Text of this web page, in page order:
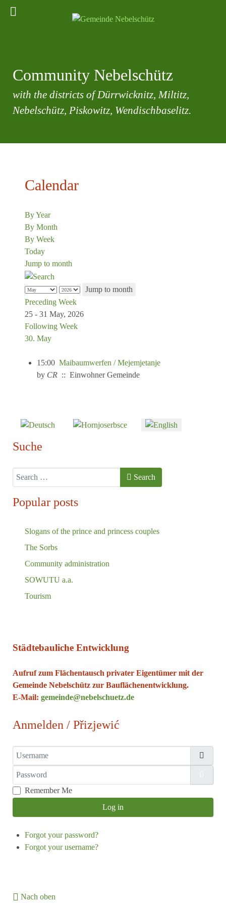
Community Nebelschütz
with the districts of Dürrwicknitz, Miltitz,
Nebelschütz, Piskowitz, Wendischbaselitz.
Calendar
By Year
By Month
By Week
Today
Jump to month
Jump to month
Preceding Week
25 - 31 May, 2026
Following Week
30. May
15:00 Maibaumwerfen / Mejemjetanje
by CR :: Einwohner Gemeinde
Select your language
Suche
Search Search
Popular posts
Slogans of the prince and princess couples
The Sorbs
Community administration
SOWUTU a.a.
Tourism
Städtebauliche Entwicklung
Aufruf zum Flächentausch privater Eigentümer mit der
Gemeinde Nebelschütz zur Bauflächenentwicklung.
E-Mail: gemeinde@nebelschuetz.de
Anmelden / Přizjewić
Username
Password
Remember Me
Log in
Forgot your password?
Forgot your username?
Nach oben